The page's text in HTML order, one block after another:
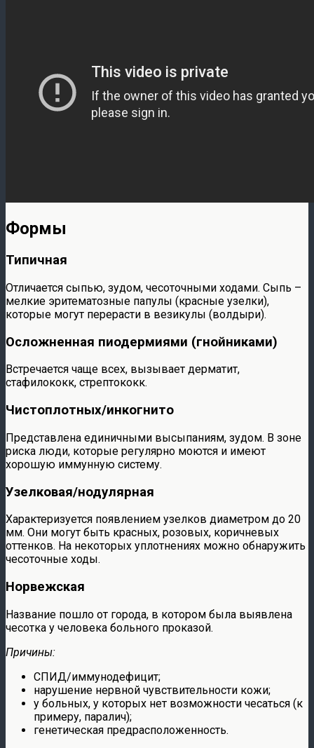
Формы
Типичная
Отличается сыпью, зудом, чесоточными ходами. Сыпь –
мелкие эритематозные папулы (красные узелки),
которые могут перерасти в везикулы (волдыри).
Осложненная пиодермиями (гнойниками)
Встречается чаще всех, вызывает дерматит,
стафилококк, стрептококк.
Чистоплотных/инкогнито
Представлена единичными высыпаниям, зудом. В зоне
риска люди, которые регулярно моются и имеют
хорошую иммунную систему.
Узелковая/нодулярная
Характеризуется появлением узелков диаметром до 20
мм. Они могут быть красных, розовых, коричневых
оттенков. На некоторых уплотнениях можно обнаружить
чесоточные ходы.
Норвежская
Название пошло от города, в котором была выявлена
чесотка у человека больного проказой.
Причины:
СПИД/иммунодефицит;
нарушение нервной чувствительности кожи;
у больных, у которых нет возможности чесаться (к
примеру, паралич);
генетическая предрасположенность.